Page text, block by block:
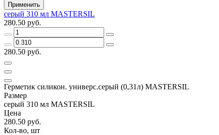
Применить
серый 310 мл MASTERSIL
280.50 руб.
280.50 руб.
Герметик силикон. универс.серый (0,31л) MASTERSIL
Размер
серый 310 мл MASTERSIL
Цена
280.50 руб.
Кол-во, шт